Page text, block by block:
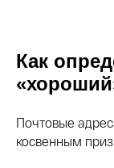
Как
Почтовые
косвенным